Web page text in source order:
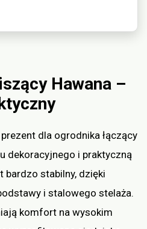
ma wymiary
Hawana –
dla ogrodnika łączący
dekoracyjnego i praktyczną
stabilny, dzięki
i stalowego stelaża.
komfort na wysokim